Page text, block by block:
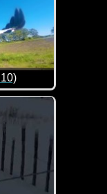
lustigen